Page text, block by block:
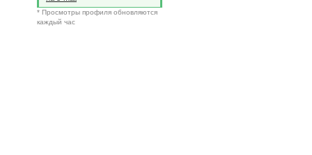
* Просмотры профиля обновляются
каждый час